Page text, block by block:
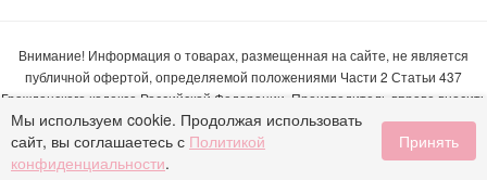
Внимание! Информация о товарах, размещенная на сайте, не является
публичной офертой, определяемой положениями Части 2 Статьи 437
Гражданского кодекса Российской Федерации. Производитель вправе вносить
изменения в характеристики, названия, внешний вид и комплектацию
товаров без предварительного уведомления. Подробную информацию о
товаре вы можете получить по телефону +7 (495) 662-47-04
Мы используем cookie. Продолжая использовать
сайт, вы соглашаетесь с Политикой
конфиденциальности.
Принять